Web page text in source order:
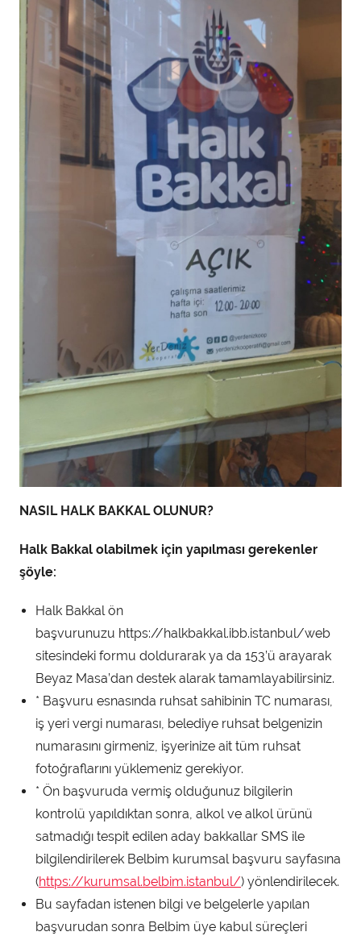
NASIL HALK BAKKAL OLUNUR?
Halk Bakkal olabilmek için yapılması gerekenler
şöyle:
Halk Bakkal ön
başvurunuzu https://halkbakkal.ibb.istanbul/web
sitesindeki formu doldurarak ya da 153’ü arayarak
Beyaz Masa’dan destek alarak tamamlayabilirsiniz.
* Başvuru esnasında ruhsat sahibinin TC numarası,
iş yeri vergi numarası, belediye ruhsat belgenizin
numarasını girmeniz, işyerinize ait tüm ruhsat
fotoğraflarını yüklemeniz gerekiyor.
* Ön başvuruda vermiş olduğunuz bilgilerin
kontrolü yapıldıktan sonra, alkol ve alkol ürünü
satmadığı tespit edilen aday bakkallar SMS ile
bilgilendirilerek Belbim kurumsal başvuru sayfasına
(https://kurumsal.belbim.istanbul/) yönlendirilecek.
Bu sayfadan istenen bilgi ve belgelerle yapılan
başvurudan sonra Belbim üye kabul süreçleri